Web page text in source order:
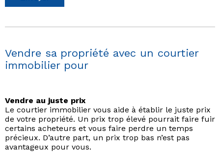
Vendre sa propriété avec un courtier
immobilier pour
Vendre au juste prix
Le courtier immobilier vous aide à établir le juste prix
de votre propriété. Un prix trop élevé pourrait faire fuir
certains acheteurs et vous faire perdre un temps
précieux. D’autre part, un prix trop bas n’est pas
avantageux pour vous.